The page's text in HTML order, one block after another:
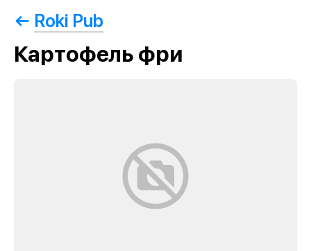
Roki Pub
Картофель фри